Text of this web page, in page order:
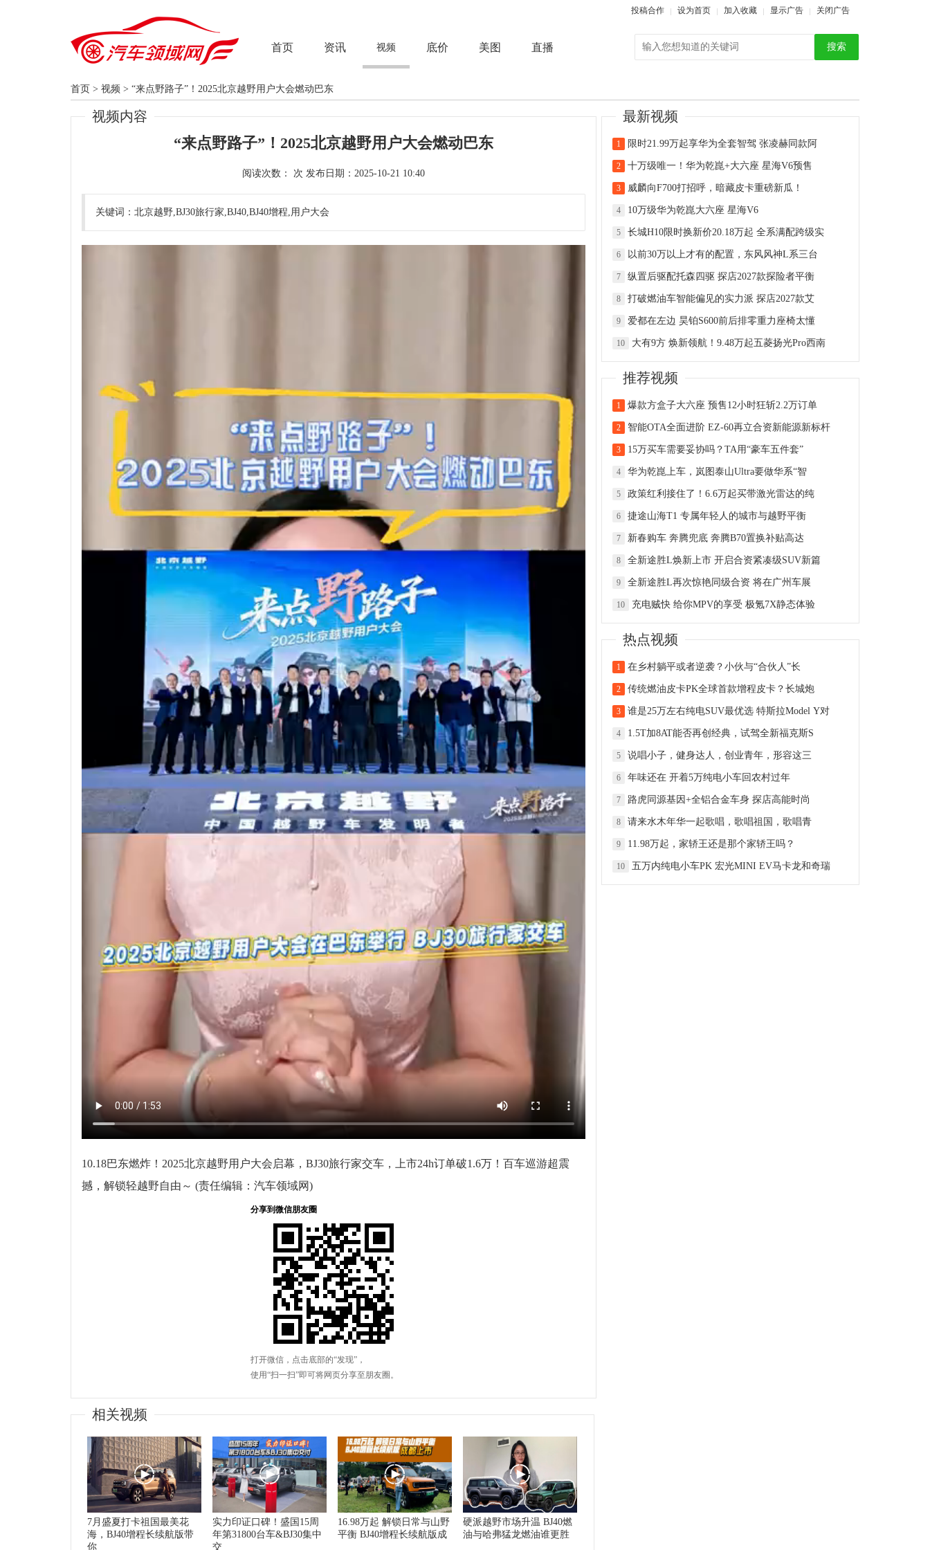
投稿合作 设为首页 加入收藏 显示广告 关闭广告
首页 资讯 视频 底价 美图 直播 搜索
首页 > 视频 > “来点野路子”！2025北京越野用户大会燃动巴东
视频内容
“来点野路子”！2025北京越野用户大会燃动巴东
阅读次数： 次 发布日期：2025-10-21 10:40
关键词：北京越野,BJ30旅行家,BJ40,BJ40增程,用户大会
10.18巴东燃炸！2025北京越野用户大会启幕，BJ30旅行家交车，上市24h订单破1.6万！百车巡游超震
撼，解锁轻越野自由～ (责任编辑：汽车领域网)
相关视频
7月盛夏打卡祖国最美花
海，BJ40增程长续航版带
你
实力印证口碑！盛国15周
年第31800台车&BJ30集中
交
16.98万起 解锁日常与山野
平衡 BJ40增程长续航版成
硬派越野市场升温 BJ40燃
油与哈弗猛龙燃油谁更胜
最新视频
1 限时21.99万起享华为全套智驾 张凌赫同款阿
2 十万级唯一！华为乾崑+大六座 星海V6预售
3 威麟向F700打招呼，暗藏皮卡重磅新瓜！
4 10万级华为乾崑大六座 星海V6
5 长城H10限时换新价20.18万起 全系满配跨级实
6 以前30万以上才有的配置，东风风神L系三台
7 纵置后驱配托森四驱 探店2027款探险者平衡
8 打破燃油车智能偏见的实力派 探店2027款艾
9 爱都在左边 昊铂S600前后排零重力座椅太懂
10 大有9方 焕新领航！9.48万起五菱扬光Pro西南
推荐视频
1 爆款方盒子大六座 预售12小时狂斩2.2万订单
2 智能OTA全面进阶 EZ-60再立合资新能源新标杆
3 15万买车需要妥协吗？TA用“豪车五件套”
4 华为乾崑上车，岚图泰山Ultra要做华系“智
5 政策红利接住了！6.6万起买带激光雷达的纯
6 捷途山海T1 专属年轻人的城市与越野平衡
7 新春购车 奔腾兜底 奔腾B70置换补贴高达
8 全新途胜L焕新上市 开启合资紧凑级SUV新篇
9 全新途胜L再次惊艳同级合资 将在广州车展
10 充电贼快 给你MPV的享受 极氪7X静态体验
热点视频
1 在乡村躺平或者逆袭？小伙与“合伙人”长
2 传统燃油皮卡PK全球首款增程皮卡？长城炮
3 谁是25万左右纯电SUV最优选 特斯拉Model Y对
4 1.5T加8AT能否再创经典，试驾全新福克斯S
5 说唱小子，健身达人，创业青年，形容这三
6 年味还在 开着5万纯电小车回农村过年
7 路虎同源基因+全铝合金车身 探店高能时尚
8 请来水木年华一起歌唱，歌唱祖国，歌唱青
9 11.98万起，家轿王还是那个家轿王吗？
10 五万内纯电小车PK 宏光MINI EV马卡龙和奇瑞